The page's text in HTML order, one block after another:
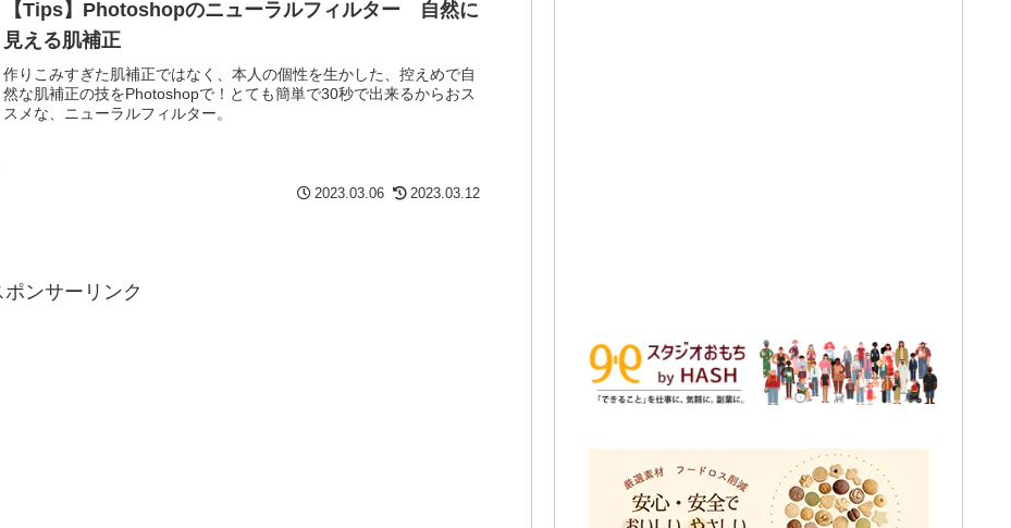
【Tips】Photoshopのニューラルフィルター 自然に
見える肌補正
作りこみすぎた肌補正ではなく、本人の個性を生かした、控えめで自
然な肌補正の技をPhotoshopで！とても簡単で30秒で出来るからおス
スメな、ニューラルフィルター。
2023.03.06 2023.03.12
ポンサーリンク